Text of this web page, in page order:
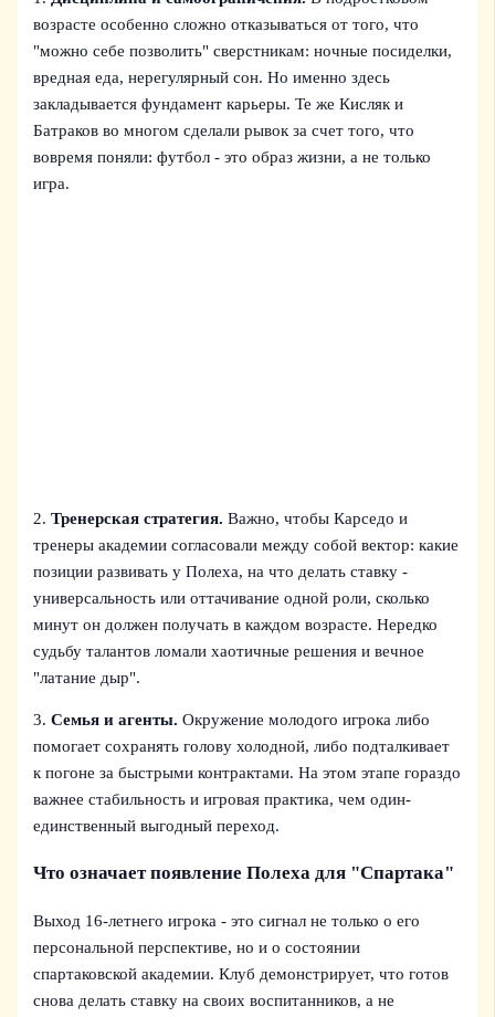
возрасте особенно сложно отказываться от того, что
"можно себе позволить" сверстникам: ночные посиделки,
вредная еда, нерегулярный сон. Но именно здесь
закладывается фундамент карьеры. Те же Кисляк и
Батраков во многом сделали рывок за счет того, что
вовремя поняли: футбол - это образ жизни, а не только
игра.
2.Тренерская стратегия. Важно, чтобы Карседо и
тренеры академии согласовали между собой вектор: какие
позиции развивать у Полеха, на что делать ставку -
универсальность или оттачивание одной роли, сколько
минут он должен получать в каждом возрасте. Нередко
судьбу талантов ломали хаотичные решения и вечное
"латание дыр".
3.Семья и агенты. Окружение молодого игрока либо
помогает сохранять голову холодной, либо подталкивает
к погоне за быстрыми контрактами. На этом этапе гораздо
важнее стабильность и игровая практика, чем один-
единственный выгодный переход.
Что означает появление Полеха для "Спартака"
Выход 16-летнего игрока - это сигнал не только о его
персональной перспективе, но и о состоянии
спартаковской академии. Клуб демонстрирует, что готов
снова делать ставку на своих воспитанников, а не